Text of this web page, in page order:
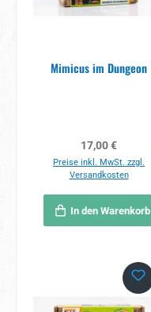
Mimicus im Dungeon
Regulärer Preis:
17,00 €
Preise inkl. MwSt. zzgl.
Versandkosten
In den Warenkorb